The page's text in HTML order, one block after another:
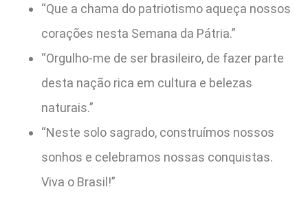
“Que a chama do patriotismo aqueça nossos
corações nesta Semana da Pátria.”
“Orgulho-me de ser brasileiro, de fazer parte
desta nação rica em cultura e belezas
naturais.”
“Neste solo sagrado, construímos nossos
sonhos e celebramos nossas conquistas.
Viva o Brasil!”